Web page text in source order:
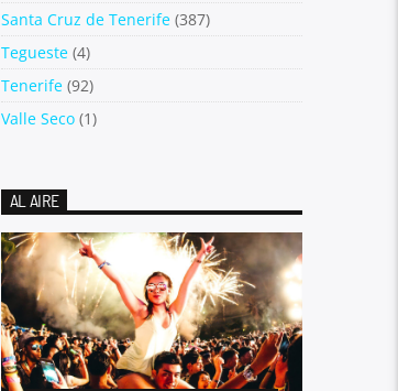
Santa Cruz de Tenerife(387)
Tegueste(4)
Tenerife(92)
Valle Seco(1)
AL AIRE